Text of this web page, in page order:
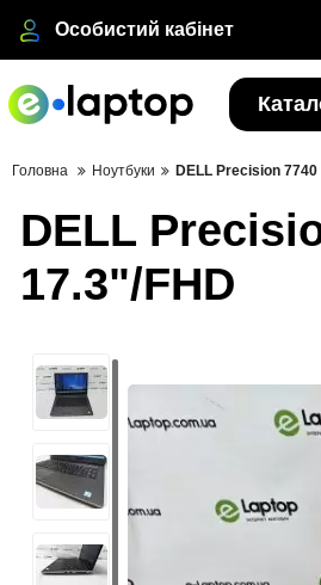
Особистий кабінет
Головна Ноутбуки DELL Precision 7740
DELL
17.3"/FHD